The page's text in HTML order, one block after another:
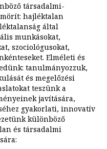
társadalmi-
hajléktalan
által
munkásokat,
szociológusokat,
Elméleti és
tanulmányozzuk,
és megelőzési
teszünk a
javítására,
gyakorlati, innovatív
különböző
és társadalmi